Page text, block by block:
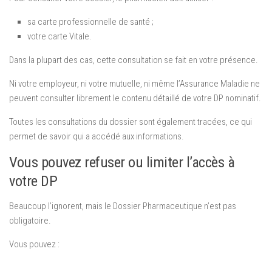
sa carte professionnelle de santé ;
votre carte Vitale.
Dans la plupart des cas, cette consultation se fait en votre présence.
Ni votre employeur, ni votre mutuelle, ni même l’Assurance Maladie ne
peuvent consulter librement le contenu détaillé de votre DP nominatif.
Toutes les consultations du dossier sont également tracées, ce qui
permet de savoir qui a accédé aux informations.
Vous pouvez refuser ou limiter l’accès à
votre DP
Beaucoup l’ignorent, mais le Dossier Pharmaceutique n’est pas
obligatoire.
Vous pouvez :